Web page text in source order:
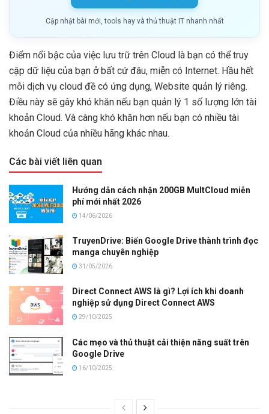
Cập nhật bài mới, tools hay và thủ thuật IT nhanh nhất
Điểm nổi bậc của việc lưu trữ trên Cloud là bạn có thể truy
cập dữ liệu của bạn ở bất cứ đâu, miễn có Internet. Hầu hết
mỗi dịch vụ cloud đề có ứng dụng, Website quản lý riêng.
Điều này sẽ gây khó khăn nếu bạn quản lý 1 số lượng lớn tài
khoản Cloud. Và càng khó khăn hơn nếu bạn có nhiều tài
khoản Cloud của nhiều hãng khác nhau.
Các bài viết liên quan
Hướng dẫn cách nhận 200GB MultCloud miễn
phí mới nhất 2026
14/06/2026
TruyenDrive: Biến Google Drive thành trình đọc
manga chuyên nghiệp
31/05/2026
Direct Connect AWS là gì? Lợi ích khi doanh
nghiệp sử dụng Direct Connect AWS
29/10/2025
Các mẹo và thủ thuật cải thiện năng suất trên
Google Drive
16/10/2025